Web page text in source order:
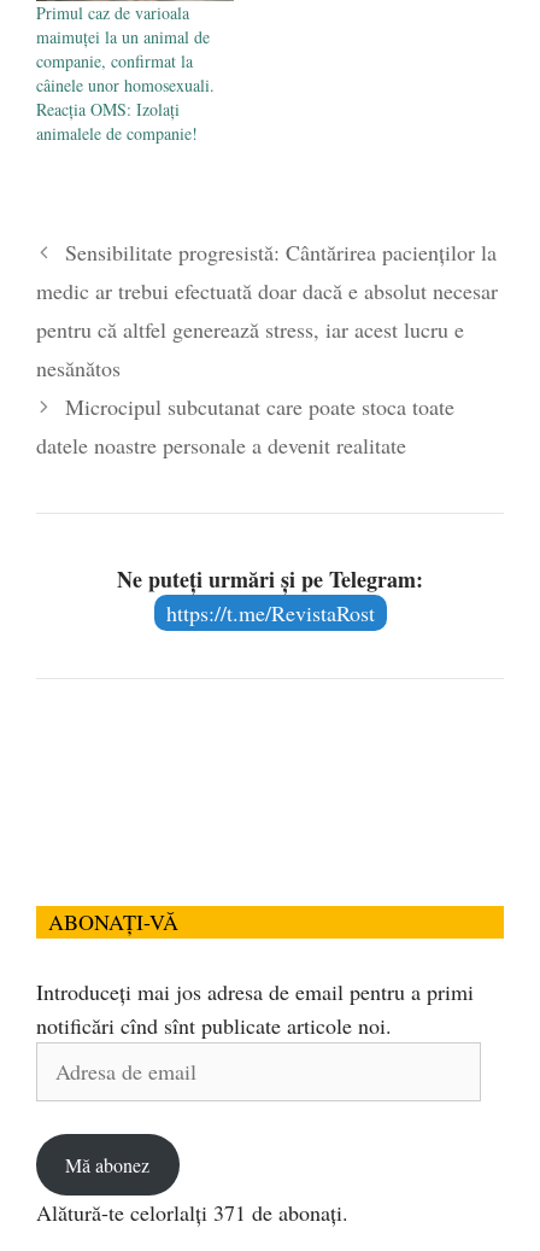
Primul caz de varioala
maimuței la un animal de
companie, confirmat la
câinele unor homosexuali.
Reacția OMS: Izolați
animalele de companie!
Sensibilitate progresistă: Cântărirea pacienților la
medic ar trebui efectuată doar dacă e absolut necesar
pentru că altfel generează stress, iar acest lucru e
nesănătos
Microcipul subcutanat care poate stoca toate
datele noastre personale a devenit realitate
Ne puteți urmări și pe Telegram:
https://t.me/RevistaRost
ABONAȚI-VĂ
Introduceți mai jos adresa de email pentru a primi
notificări cînd sînt publicate articole noi.
Adresa
Mă abonez
Alătură-te celorlalți 371 de abonați.